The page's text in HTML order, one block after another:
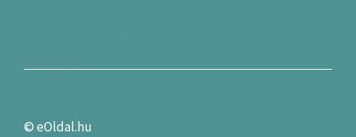
©eOldal.hu